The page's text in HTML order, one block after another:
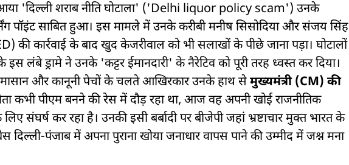
'दिल्ली शराब नीति घोटाला' ('Delhi liquor policy scam') उनके
पॉइंट साबित हुआ। इस मामले में उनके करीबी मनीष सिसोदिया और संजय सिंह
की कार्रवाई के बाद खुद केजरीवाल को भी सलाखों के पीछे जाना पड़ा। घोटालों
लंबे ड्रामे ने उनके 'कट्टर ईमानदारी' के नैरेटिव को पूरी तरह ध्वस्त कर दिया।
और कानूनी पेचों के चलते आखिरकार उनके हाथ सेमुख्यमंत्री (CM) की
कभी पीएम बनने की रेस में दौड़ रहा था, आज वह अपनी खोई राजनीतिक
संघर्ष कर रहा है। उनकी इसी बर्बादी पर बीजेपी जहां भ्रष्टाचार मुक्त भारत के
दिल्ली-पंजाब में अपना पुराना खोया जनाधार वापस पाने की उम्मीद में जश्न मना